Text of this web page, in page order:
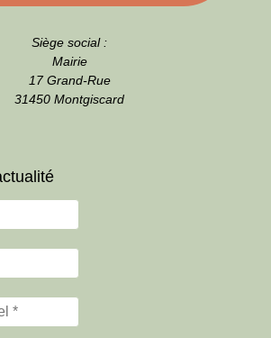
Siège social :
Mairie
17 Grand-Rue
31450 Montgiscard